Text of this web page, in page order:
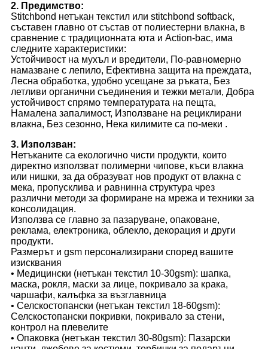
2. Предимство:
Stitchbond нетъкан текстил или stitchbond softback,
съставен главно от състав от полиестерни влакна, в
сравнение с традиционната юта и Action-bac, има
следните характеристики:
Устойчивост на мухъл и вредители, По-равномерно
намазване с лепило, Ефективна защита на преждата,
Лесна обработка, удобно усещане за ръката, Без
летливи органични съединения и тежки метали, Добра
устойчивост спрямо температурата на пещта,
Намалена запалимост, Използване на рециклирани
влакна, Без сезонно, Нека килимите са по-меки .
3. Използван:
Нетъканите са екологично чисти продукти, които
директно използват полимерни чипове, къси влакна
или нишки, за да образуват нов продукт от влакна с
мека, пропусклива и равнинна структура чрез
различни методи за формиране на мрежа и техники за
консолидация.
Използва се главно за пазаруване, опаковане,
реклама, електроника, облекло, декорация и други
продукти.
Размерът и gsm персонализирани според вашите
изисквания
• Медицински (нетъкан текстил 10-30gsm): шапка,
маска, рокля, маски за лице, покривало за крака,
чаршафи, калъфка за възглавница
• Селскостопански (нетъкан текстил 18-60gsm):
Селскостопански покривки, покривало за стени,
контрол на плевелите
• Опаковка (нетъкан текстил 30-80gsm): Пазарски